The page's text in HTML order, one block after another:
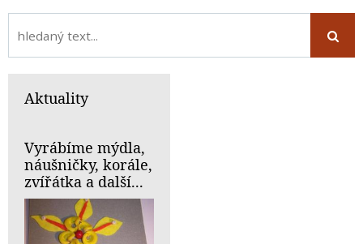
Aktuality
Vyrábíme mýdla,
náušničky, korále,
zvířátka a další...